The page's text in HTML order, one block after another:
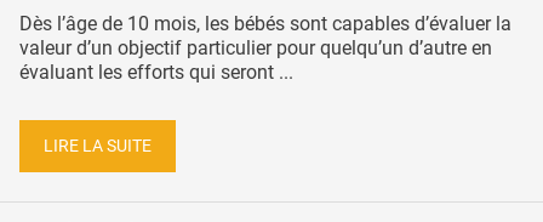
Dès l’âge de 10 mois, les bébés sont capables d’évaluer la
valeur d’un objectif particulier pour quelqu’un d’autre en
évaluant les efforts qui seront ...
LIRE LA SUITE